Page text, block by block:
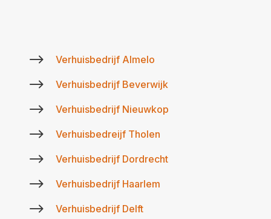
$ Verhuisbedrijf Almelo
$ Verhuisbedrijf Beverwijk
$ Verhuisbedrijf Nieuwkop
$ Verhuisbedreijf Tholen
$ Verhuisbedrijf Dordrecht
$ Verhuisbedrijf Haarlem
$ Verhuisbedrijf Delft